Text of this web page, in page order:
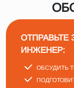
ОТПРАВЬТЕ
ИНЖЕНЕР:
ОБСУДИТЬ